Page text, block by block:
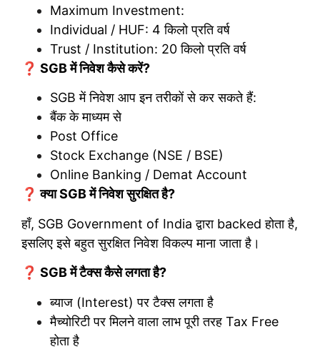
Maximum Investment:
Individual / HUF: 4 किलो प्रति वर्ष
Trust / Institution: 20 किलो प्रति वर्ष
❓ SGB में निवेश कैसे करें?
SGB में निवेश आप इन तरीकों से कर सकते हैं:
बैंक के माध्यम से
Post Office
Stock Exchange (NSE / BSE)
Online Banking / Demat Account
❓ क्या SGB में निवेश सुरक्षित है?
हाँ, SGB Government of India द्वारा backed होता है,
इसलिए इसे बहुत सुरक्षित निवेश विकल्प माना जाता है।
❓ SGB में टैक्स कैसे लगता है?
ब्याज (Interest) पर टैक्स लगता है
मैच्योरिटी पर मिलने वाला लाभ पूरी तरह Tax Free
होता है